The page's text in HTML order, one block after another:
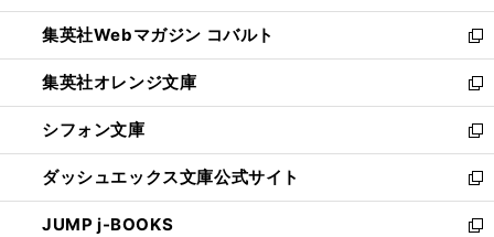
開
く
ウ
で
開
く
ン
ド
ウ
で
開
く
ウ
ィ
ン
ド
ウ
で
開
く
集英社Webマガジン コバルト
新
し
い
ウ
ィ
ン
ド
ウ
で
集英社オレンジ文庫
新
し
い
ウ
ィ
ン
ド
シフォン文庫
新
し
い
ウ
ィ
ダッシュエックス文庫公式サイト
新
し
い
JUMP j-BOOKS
新